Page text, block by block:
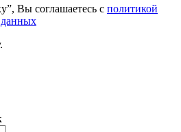
Вы соглашаетесь с политикой
данных